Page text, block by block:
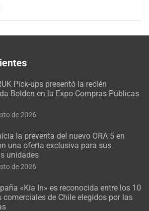
Pick-ups presentó la recién
Bolden en la Expo Compras Públicas
de 2026
la preventa del nuevo ORA 5 en
una oferta exclusiva para sus
unidades
de 2026
«Kia In» es reconocida entre los 10
comerciales de Chile elegidos por las